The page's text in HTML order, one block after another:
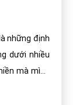
những định
dưới nhiều
mà mình